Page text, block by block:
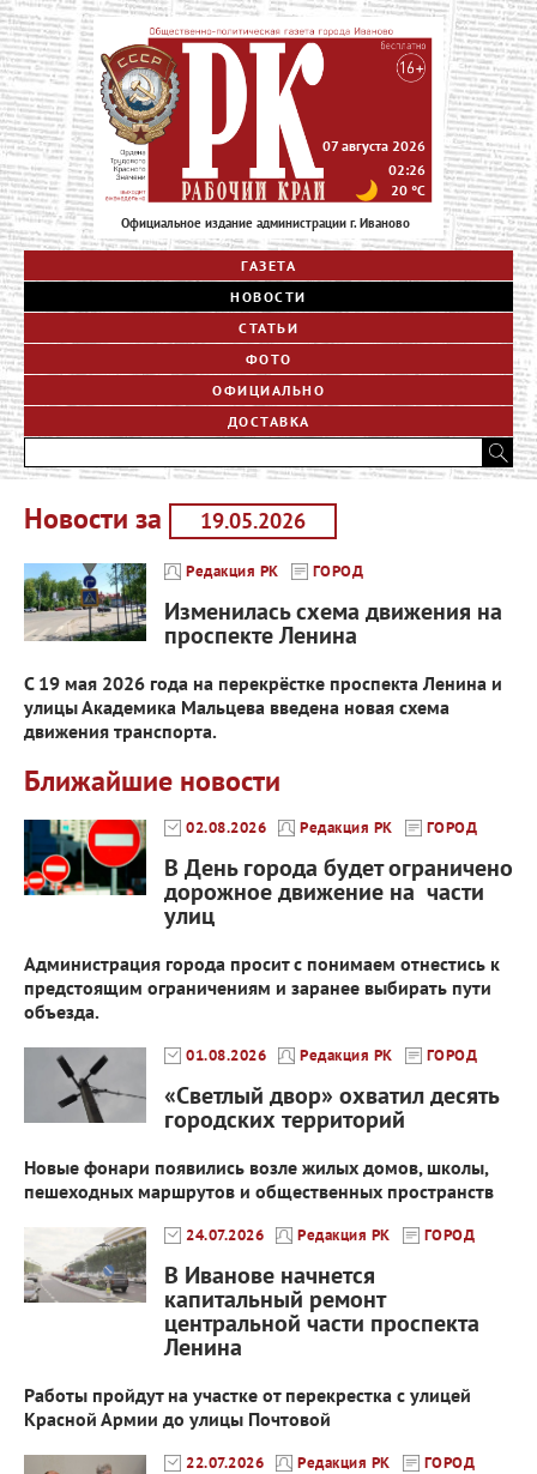
Официальное издание администрации г. Иваново
07 августа 2026
02:26
20 °C
ГАЗЕТА
НОВОСТИ
СТАТЬИ
ФОТО
ОФИЦИАЛЬНО
ДОСТАВКА
Новости за
Редакция РК ГОРОД
Изменилась схема движения на
проспекте Ленина
С 19 мая 2026 года на перекрёстке проспекта Ленина и
улицы Академика Мальцева введена новая схема
движения транспорта.
Ближайшие новости
02.08.2026 Редакция РК ГОРОД
В День города будет ограничено
дорожное движение на части
улиц
Администрация города просит с понимаем отнестись к
предстоящим ограничениям и заранее выбирать пути
объезда.
01.08.2026 Редакция РК ГОРОД
«Светлый двор» охватил десять
городских территорий
Новые фонари появились возле жилых домов, школы,
пешеходных маршрутов и общественных пространств
24.07.2026 Редакция РК ГОРОД
В Иванове начнется
капитальный ремонт
центральной части проспекта
Ленина
Работы пройдут на участке от перекрестка с улицей
Красной Армии до улицы Почтовой
22.07.2026 Редакция РК ГОРОД